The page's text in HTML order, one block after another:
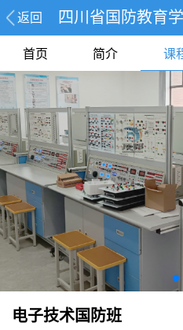
返回 四川省国防教育
培养基地（南充
首页 简介 课
电子技术国防班